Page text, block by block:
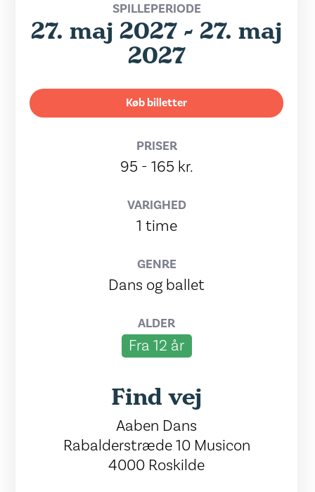
SPILLEPERIODE
27. maj 2027 - 27. maj
2027
Køb billetter
PRISER
95 - 165 kr.
VARIGHED
1 time
GENRE
Dans og ballet
ALDER
Fra 12 år
Find vej
Aaben Dans
Rabalderstræde 10 Musicon
4000 Roskilde